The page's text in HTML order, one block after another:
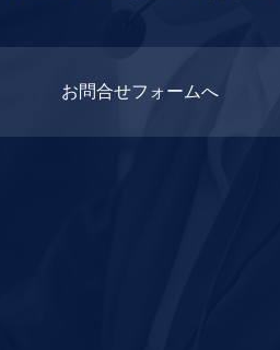
お問合せフォームへ